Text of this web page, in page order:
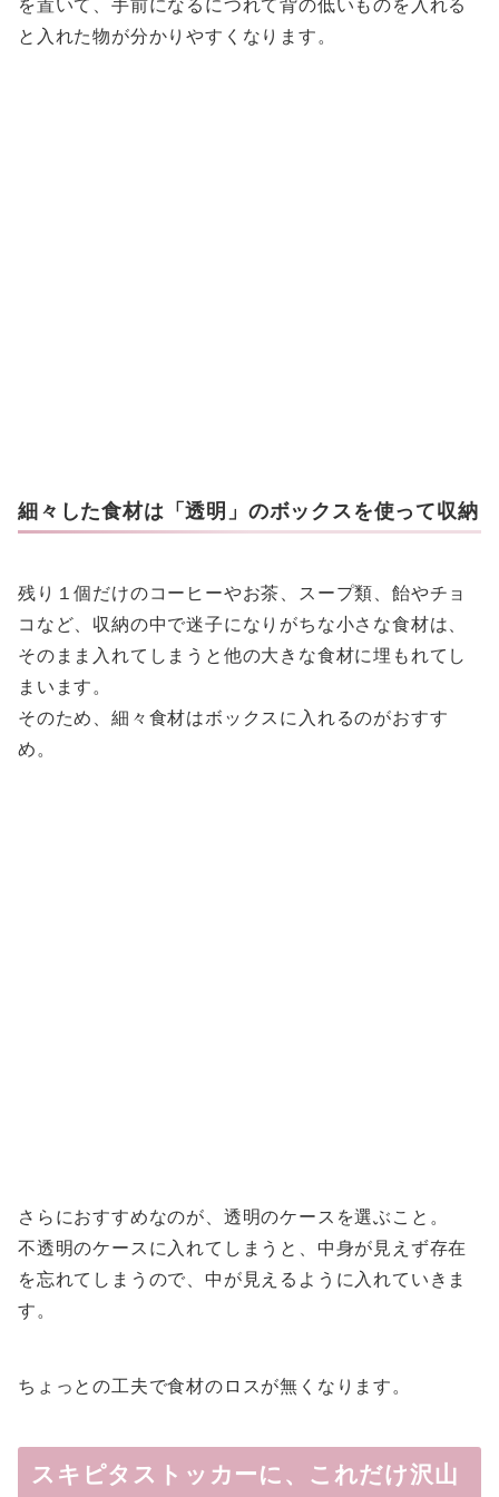
を置いて、手前になるにつれて背の低いものを入れる
と入れた物が分かりやすくなります。
細々した食材は「透明」のボックスを使って収納
残り１個だけのコーヒーやお茶、スープ類、飴やチョ
コなど、収納の中で迷子になりがちな小さな食材は、
そのまま入れてしまうと他の大きな食材に埋もれてし
まいます。
そのため、細々食材はボックスに入れるのがおすす
め。
さらにおすすめなのが、透明のケースを選ぶこと。
不透明のケースに入れてしまうと、中身が見えず存在
を忘れてしまうので、中が見えるように入れていきま
す。
ちょっとの工夫で食材のロスが無くなります。
スキピタストッカーに、これだけ沢山